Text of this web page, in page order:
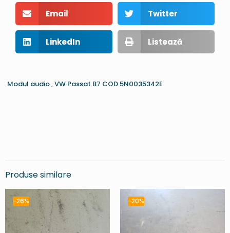
Email Twitter
LinkedIn Listează
Modul audio , VW Passat B7 COD 5N0035342E
Produse similare
-26% -20%